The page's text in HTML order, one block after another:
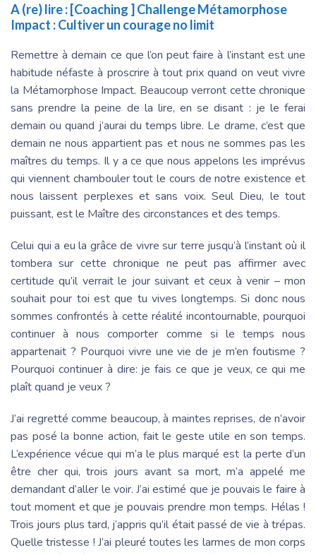
A (re) lire : [Coaching ] Challenge Métamorphose
Impact : Cultiver un courage no limit
Remettre à demain ce que l’on peut faire à l’instant est une
habitude néfaste à proscrire à tout prix quand on veut vivre
la Métamorphose Impact. Beaucoup verront cette chronique
sans prendre la peine de la lire, en se disant : je le ferai
demain ou quand j’aurai du temps libre. Le drame, c’est que
demain ne nous appartient pas et nous ne sommes pas les
maîtres du temps. Il y a ce que nous appelons les imprévus
qui viennent chambouler tout le cours de notre existence et
nous laissent perplexes et sans voix. Seul Dieu, le tout
puissant, est le Maître des circonstances et des temps.
Celui qui a eu la grâce de vivre sur terre jusqu’à l’instant où il
tombera sur cette chronique ne peut pas affirmer avec
certitude qu’il verrait le jour suivant et ceux à venir – mon
souhait pour toi est que tu vives longtemps. Si donc nous
sommes confrontés à cette réalité incontournable, pourquoi
continuer à nous comporter comme si le temps nous
appartenait ? Pourquoi vivre une vie de je m’en foutisme ?
Pourquoi continuer à dire: je fais ce que je veux, ce qui me
plaît quand je veux ?
J’ai regretté comme beaucoup, à maintes reprises, de n’avoir
pas posé la bonne action, fait le geste utile en son temps.
L’expérience vécue qui m’a le plus marqué est la perte d’un
être cher qui, trois jours avant sa mort, m’a appelé me
demandant d’aller le voir. J’ai estimé que je pouvais le faire à
tout moment et que je pouvais prendre mon temps. Hélas !
Trois jours plus tard, j’appris qu’il était passé de vie à trépas.
Quelle tristesse ! J’ai pleuré toutes les larmes de mon corps